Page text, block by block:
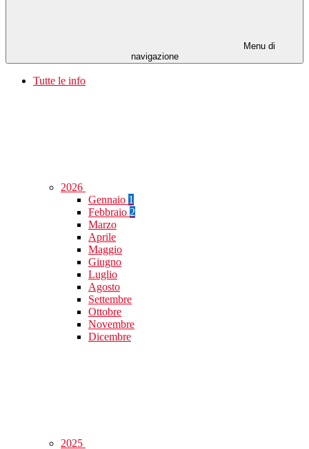
Menu di
navigazione
Tutte le info
2026
Gennaio 1
Febbraio 2
Marzo
Aprile
Maggio
Giugno
Luglio
Agosto
Settembre
Ottobre
Novembre
Dicembre
2025